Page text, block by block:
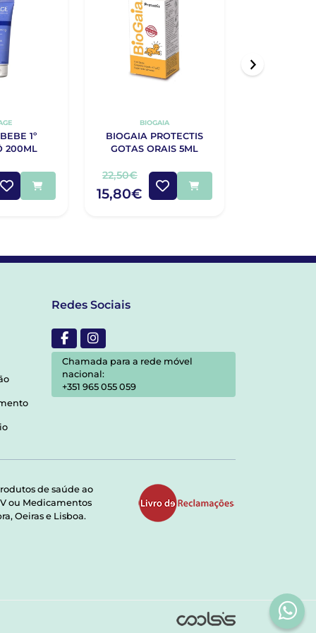
1º
200ML
BIOGAIA
BIOGAIA PROTECTIS
GOTAS ORAIS 5ML
22,50€
15,80€
Redes Sociais
Chamada para a rede móvel
nacional:
+351 965 055 059
de saúde ao
ou Medicamentos
Oeiras e Lisboa.